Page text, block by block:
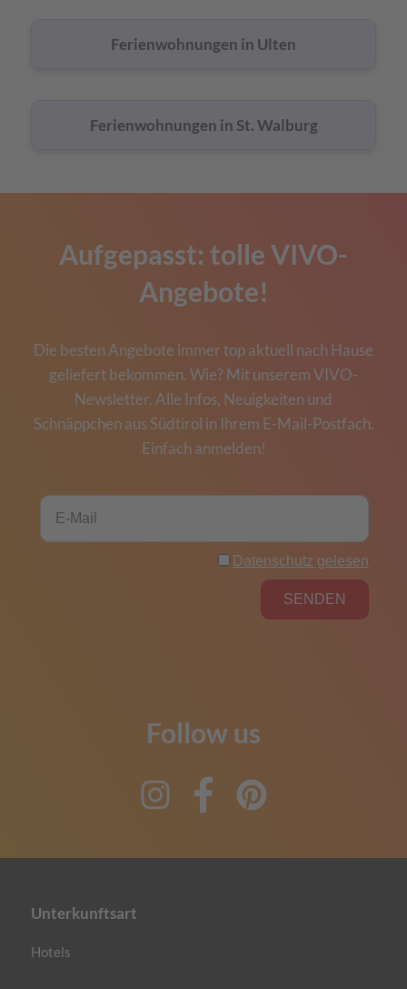
Ferienwohnungen in Ulten
Ferienwohnungen in St. Walburg
Aufgepasst: tolle VIVO-
Angebote!
Die besten Angebote immer top aktuell nach Hause
geliefert bekommen. Wie? Mit unserem VIVO-
Newsletter. Alle Infos, Neuigkeiten und
Schnäppchen aus Südtirol in Ihrem E-Mail-Postfach.
Einfach anmelden!
Follow us
InstagramFacebook
Unterkunftsart
Hotels